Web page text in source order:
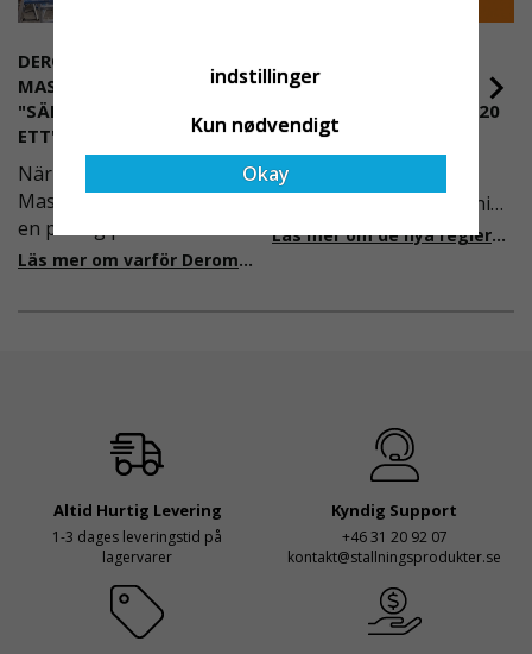
DEROME
MASKINUTHYRNING -
"SÄKERHET ÄR ALLTID PRIO
ETT"
När Derome
Maskinuthyrning behövde
en pålitlig partner inom
fallskydd och
valet på
med en leverantör som
både har rätt produkter
och e
Läs mer om varför Derome väljer oss
RULLSTÄLLNING -
AFS2023:9 & EN1004:2020
Även om det kan verka
högst osannolikt så är
våra regler för rullställning
i Sverige slappare än de
ändring på. Från och med
rullställningar, med s
Läs mer om de nya reglerna!
Altid Hurtig Levering
1-3 dages leveringstid på
lagervarer
Kyndig Support
+46 31 20 92 07
kontakt@stallningsprodukter.se
indstillinger
Kun nødvendigt
Okay